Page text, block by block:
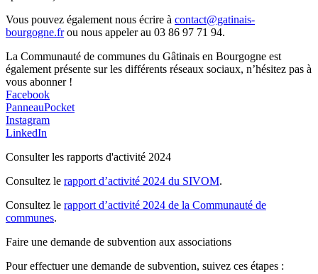
Vous pouvez également nous écrire à contact@gatinais-
bourgogne.frou nous appeler au 03 86 97 71 94.
La Communauté de communes du Gâtinais en Bourgogne est
également présente sur les différents réseaux sociaux, n’hésitez pas à
vous abonner !
Facebook
PanneauPocket
Instagram
LinkedIn
Consulter les rapports d'activité 2024
Consultez le rapport d’activité 2024 du SIVOM.
Consultez le rapport d’activité 2024 de la Communauté de
communes.
Faire une demande de subvention aux associations
Pour effectuer une demande de subvention, suivez ces étapes :